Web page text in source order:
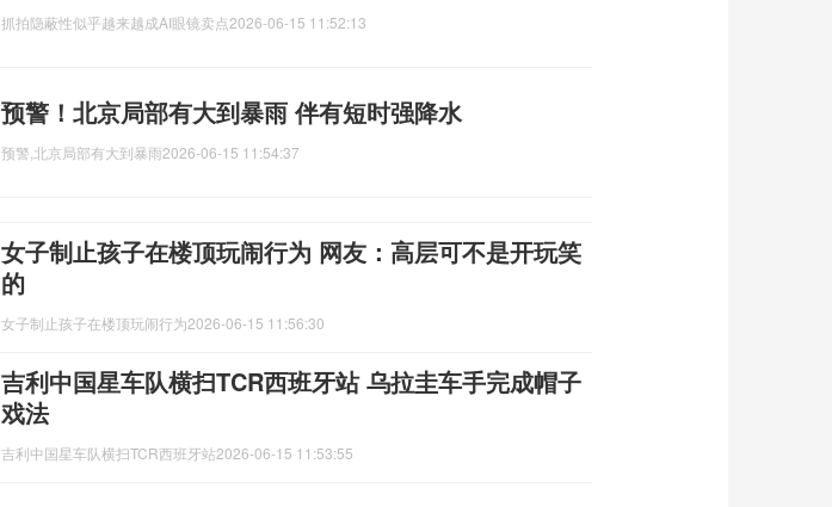
抓拍隐蔽性似乎越来越成AI眼镜卖点2026-06-15 11:52:13
预警！北京局部有大到暴雨 伴有短时强降水
预警,北京局部有大到暴雨2026-06-15 11:54:37
女子制止孩子在楼顶玩闹行为 网友：高层可不是开玩笑
的
女子制止孩子在楼顶玩闹行为2026-06-15 11:56:30
吉利中国星车队横扫TCR西班牙站 乌拉圭车手完成帽子
戏法
吉利中国星车队横扫TCR西班牙站2026-06-15 11:53:55